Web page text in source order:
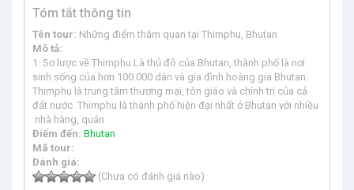
Tóm tắt thông tin
Tên tour: Những điểm thăm quan tại Thimphu, Bhutan
Mô tả:
1: Sơ lược về Thimphu Là thủ đô của Bhutan, thành phố là nơi
sinh sống của hơn 100.000 dân và gia đình hoàng gia Bhutan.
Thimphu là trung tâm thương mại, tôn giáo và chính trị của cả
đất nước. Thimphu là thành phố hiện đại nhất ở Bhutan với nhiều
nhà hàng, quán
Điểm đến: Bhutan
Mã tour:
Đánh giá:
(Chưa có đánh giá nào)